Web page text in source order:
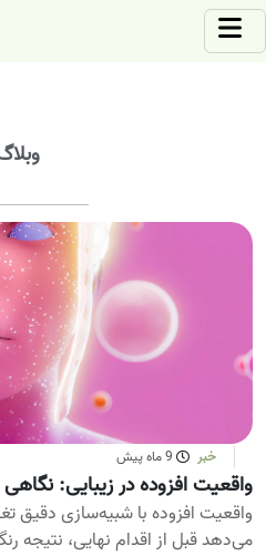
خبر 9 ماه پیش
واقعیت افزوده در زیبایی:
واقعیت افزوده با شبیه‌سازی دقیق
می‌دهد قبل از اقدام نهایی، نتیجه